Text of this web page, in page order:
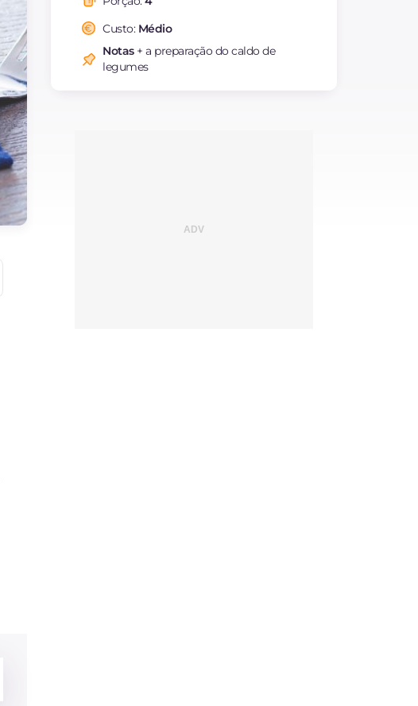
Fibra
Colesterol
Sódio
Custo: Médio
Notas+ a preparação do caldo de
legumes